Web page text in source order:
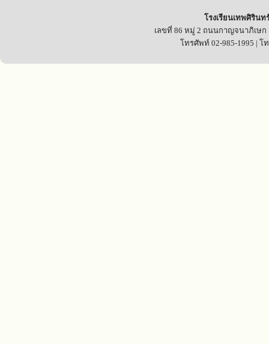
โรงเรียนเทพศิรินท
เลขที่ 86 หมู่ 2 ถนนกาญจนาภิเษก
โทรศัพท์ 02-985-1995 | โ